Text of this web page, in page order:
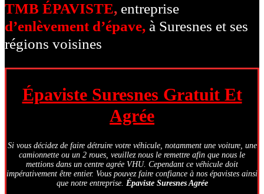
TMB ÉPAVISTE, entreprise
d’enlèvement d’épave, à Suresnes et ses
régions voisines
Épaviste Suresnes Gratuit Et
Agrée
Si vous décidez de faire détruire votre véhicule, notamment une voiture, une
camionnette ou un 2 roues, veuillez nous le remettre afin que nous le
mettions dans un centre agrée VHU. Cependant ce véhicule doit
impérativement être entier. Vous pouvez faire confiance à nos épavistes ainsi
que notre entreprise. Épaviste Suresnes Agrée